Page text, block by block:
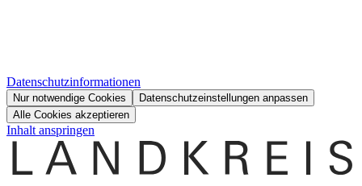
Datenschutzinformationen
Nur notwendige Cookies
Datenschutzeinstellungen anpassen
Alle Cookies akzeptieren
Inhalt anspringen